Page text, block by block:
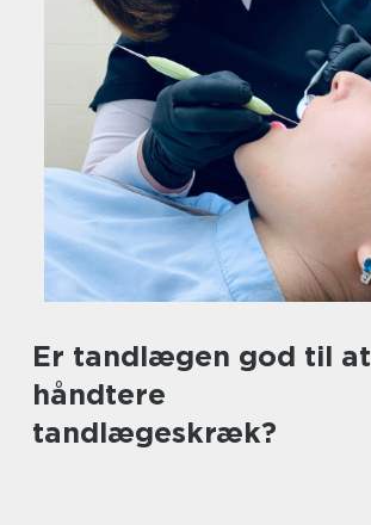
Er tandlægen god til at
håndtere
tandlægeskræk?